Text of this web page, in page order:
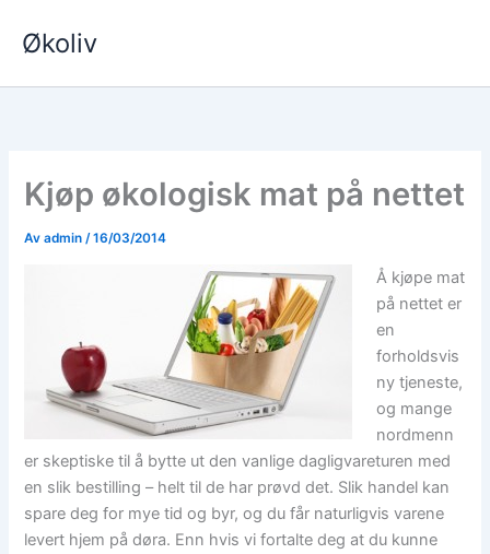
rett
innholdet
Økoliv
Kjøp økologisk mat på nettet
Av admin/16/03/2014
Å kjøpe mat
på nettet er
en
forholdsvis
ny tjeneste,
og mange
nordmenn
er skeptiske til å bytte ut den vanlige dagligvareturen med
en slik bestilling – helt til de har prøvd det. Slik handel kan
spare deg for mye tid og byr, og du får naturligvis varene
levert hjem på døra. Enn hvis vi fortalte deg at du kunne